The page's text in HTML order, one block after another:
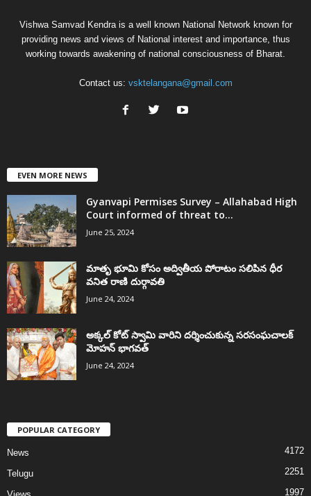
Vishwa Samvad Kendra is a well known National Network known for
providing news and views of National interest and importance, thus
working towards awakening of national consciousness of Bharat.
Contact us: vsktelangana@gmail.com
EVEN MORE NEWS
Gyanvapi Permises Survey – Allahabad High
Court informed of threat to...
June 25, 2024
మాతృ భూమి కోసం అద్వితీయ పోరాటం సలిపిన ధీర
వనిత రాణి దుర్గావతి
June 24, 2024
అక్కల్‌ కోట్‌ స్వామి వారిని దర్శించుకున్న సరసంఘచాలక్
మోహన్ భాగవత్
June 24, 2024
POPULAR CATEGORY
News 4172
Telugu 2251
1997